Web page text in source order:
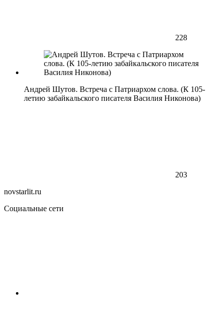
228
Андрей Шутов. Встреча с Патриархом слова. (К 105-
летию забайкальского писателя Василия Никонова)
203
novstarlit.ru
Социальные сети